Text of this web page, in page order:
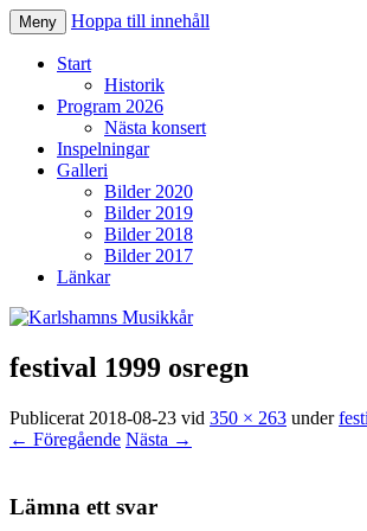
Karlshamns Musikkår
Meny Hoppa till innehåll
Start
Historik
Program 2026
Nästa konsert
Inspelningar
Galleri
Bilder 2020
Bilder 2019
Bilder 2018
Bilder 2017
Länkar
festival 1999 osregn
Publicerat 2018-08-23 vid 350 × 263 under
← Föregående Nästa →
Lämna ett svar